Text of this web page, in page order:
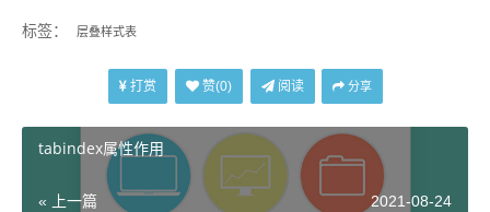
标签： 层叠样式表
打赏 赞(0) 阅读 分享
tabindex属性作用
« 上一篇 2021-08-24